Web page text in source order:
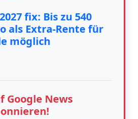
fix: Bis zu 540
als Extra-Rente für
möglich
Google News